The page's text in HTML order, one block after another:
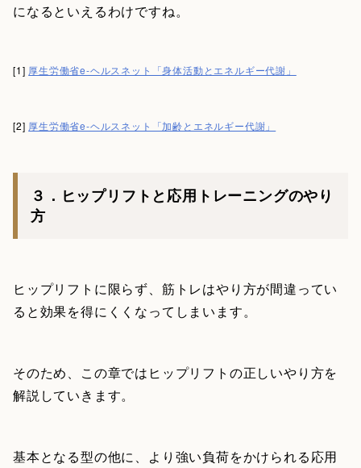
になるといえるわけですね。
[1] 厚生労働省e-ヘルスネット「身体活動とエネルギー代謝」
[2] 厚生労働省e-ヘルスネット「加齢とエネルギー代謝」
３．ヒップリフトと応用トレーニングのやり
方
ヒップリフトに限らず、筋トレはやり方が間違ってい
ると効果を得にくくなってしまいます。
そのため、この章ではヒップリフトの正しいやり方を
解説していきます。
基本となる型の他に、より強い負荷をかけられる応用